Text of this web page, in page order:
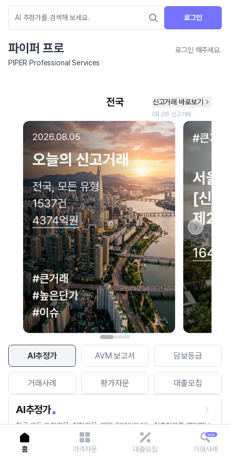
로그인
파이퍼 프로
로그인 해주세요.
PIPER Professional Services
AI추정가 AVM 보고서 담보등급
거래사례 평가자문 대출모집
AI추정가
전국 모든 토지건물, 집합건물, 매월 업데이트되는 AI추정가를 경험해보
세요.
네이버 지도 연결 안내
현재 네이버 지도 연결이 원활하지 않아 지도를 불러올 수 없습니다.
이용에 불편을 드려 죄송합니다.
다시 시도
홈 가격자문 대출모집 거래사례